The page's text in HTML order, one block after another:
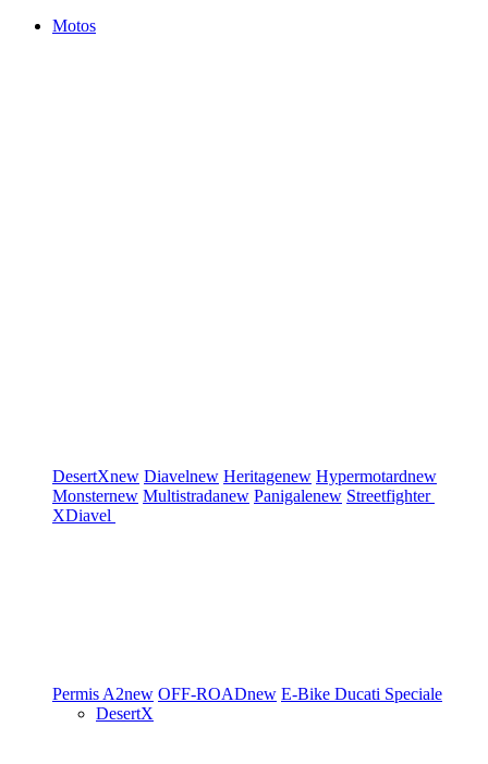
Motos
DesertXnew Diavelnew Heritagenew Hypermotardnew
Monsternew Multistradanew Panigalenew Streetfighter
XDiavel
Permis A2new OFF-ROADnew E-Bike Ducati Speciale
DesertX